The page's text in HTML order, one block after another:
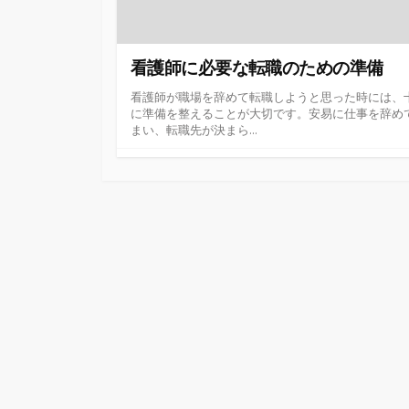
看護師に必要な転職のための準備
看護師が職場を辞めて転職しようと思った時には、
に準備を整えることが大切です。安易に仕事を辞め
まい、転職先が決まら...